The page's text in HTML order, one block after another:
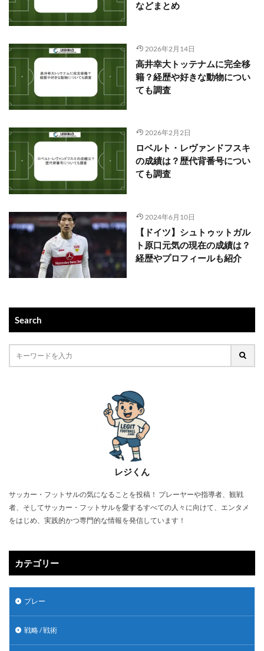
などまとめ
2026年2月14日
高井幸大トッテナムに完全移
籍？経歴や好きな動物につい
ても調査
2026年2月2日
ロベルト・レヴァンドフスキ
の成績は？歴代背番号につい
ても調査
2024年6月10日
【ドイツ】シュトゥットガル
ト原口元気の現在の成績は？
経歴やプロフィールも紹介
Search
レジくん
サッカー・フットサルの気になることを投稿！ プレーヤーや指導者、観戦
者、そしてサッカー・フットサルを愛するすべての人々に向けて、エンタメ
をはじめ、実践的かつ専門的な情報を発信しています！
カテゴリー
プレー
戦略 / 戦術